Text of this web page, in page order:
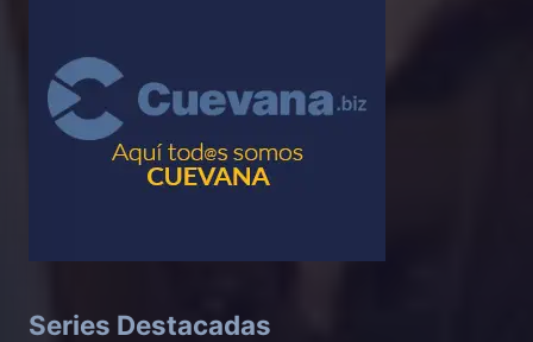
Series Destacadas